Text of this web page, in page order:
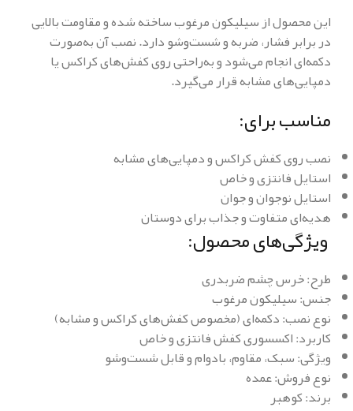
این محصول از سیلیکون مرغوب ساخته شده و مقاومت بالایی
در برابر فشار، ضربه و شست‌وشو دارد. نصب آن به‌صورت
دکمه‌ای انجام می‌شود و به‌راحتی روی کفش‌های کراکس یا
دمپایی‌های مشابه قرار می‌گیرد.
مناسب برای:
نصب روی کفش کراکس و دمپایی‌های مشابه
استایل فانتزی و خاص
استایل نوجوان و جوان
هدیه‌ای متفاوت و جذاب برای دوستان
ویژگی‌های محصول:
طرح: خرس چشم ضربدری
جنس: سیلیکون مرغوب
نوع نصب: دکمه‌ای (مخصوص کفش‌های کراکس و مشابه)
کاربرد: اکسسوری کفش فانتزی و خاص
ویژگی: سبک، مقاوم، بادوام و قابل شست‌وشو
نوع فروش: عمده
برند: کوهبر